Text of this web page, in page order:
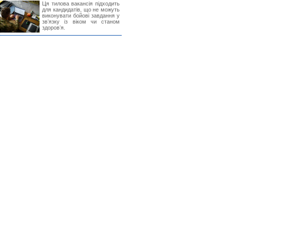
Ця тилова вакансія підходить
для кандидатів, що не можуть
виконувати бойові завдання у
звʼязку із віком чи станом
здоровʼя.